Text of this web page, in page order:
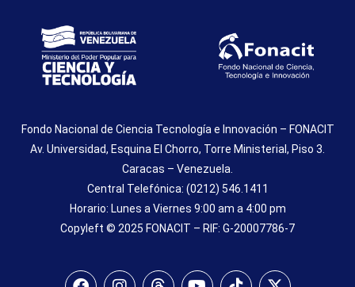
Fondo Nacional de Ciencia Tecnología e Innovación – FONACIT
Av. Universidad, Esquina El Chorro, Torre Ministerial, Piso 3.
Caracas – Venezuela.
Central Telefónica: (0212) 546.1411
Horario: Lunes a Viernes 9:00 am a 4:00 pm
Copyleft © 2025 FONACIT – RIF: G-20007786-7